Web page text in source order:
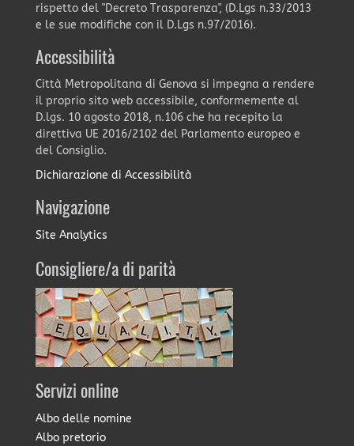
rispetto del "Decreto Trasparenza", (D.Lgs n.33/2013
e le sue modifiche con il D.Lgs n.97/2016).
Accessibilità
Città Metropolitana di Genova si impegna a rendere
il proprio sito web accessibile, conformemente al
D.lgs. 10 agosto 2018, n.106 che ha recepito la
direttiva UE 2016/2102 del Parlamento europeo e
del Consiglio.
Dichiarazione di Accessibilità
Navigazione
Site Analytics
Consigliere/a di parità
Servizi online
Albo delle nomine
Albo pretorio